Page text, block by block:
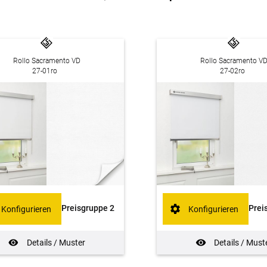
Rollo Sacramento VD
27-01ro
Preisgruppe 2
Details / Muster
Konfigurieren
Rollo Sacramento
27-02ro
Details /
Konfigurieren